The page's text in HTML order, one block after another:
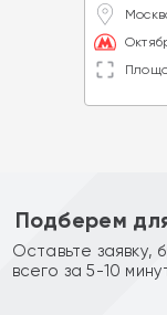
Подберем
Оставьте заявку,
всего за 5-10